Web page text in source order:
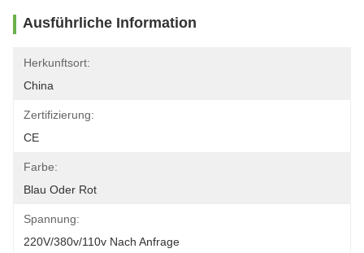
Ausführliche Information
Herkunftsort:
China
Zertifizierung:
CE
Farbe:
Blau Oder Rot
Spannung:
220V/380v/110v Nach Anfrage